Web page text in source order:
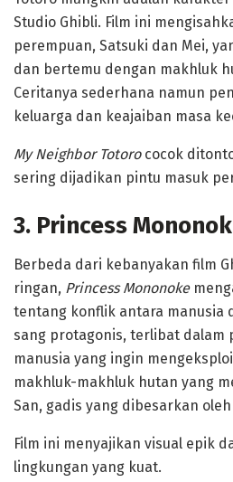
Studio Ghibli. Film ini
perempuan, Satsuki dan Mei,
dan bertemu dengan makhluk
Ceritanya sederhana namun
keluarga dan keajaiban masa
My Neighbor Totorococok
sering dijadikan pintu masuk
3. Princess
Berbeda dari kebanyakan film
ringan, Princess Mononoke
tentang konflik antara manusia
sang protagonis, terlibat dalam
manusia yang ingin
makhluk-makhluk hutan yang
San, gadis yang dibesarkan
Film ini menyajikan visual epik
lingkungan yang kuat.